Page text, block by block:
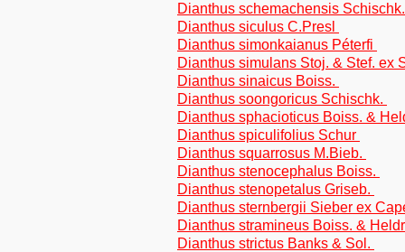
Dianthus schemachensis
Dianthus siculus C.Presl
Dianthus simonkaianus Péterfi
Dianthus simulans Stoj. & Stef. ex
Dianthus sinaicus Boiss.
Dianthus soongoricus Schischk.
Dianthus sphacioticus Boiss. &
Dianthus spiculifolius Schur
Dianthus squarrosus M.Bieb.
Dianthus stenocephalus Boiss.
Dianthus stenopetalus Griseb.
Dianthus sternbergii Sieber ex
Dianthus stramineus Boiss. &
Dianthus strictus Banks & Sol.